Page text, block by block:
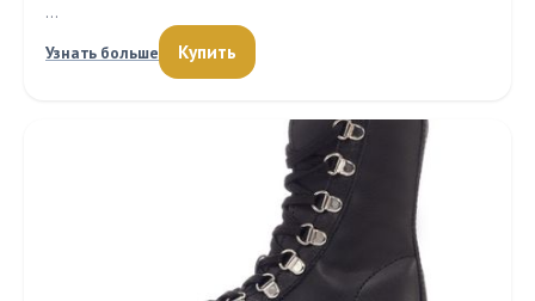
…
Узнать больше
Купить